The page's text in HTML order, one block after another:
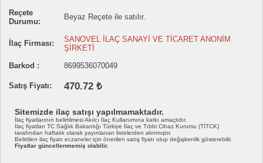
Reçete
Durumu:
Beyaz Reçete ile satılır.
İlaç Firması:
SANOVEL İLAÇ SANAYİ VE TİCARET ANONİM
ŞİRKETİ
Barkod :
8699536070049
Satış Fiyatı: 470.72 ₺
Sitemizde ilaç satışı yapılmamaktadır.
İlaç fiyatlarının belirtilmesi Akılcı İlaç Kullanımına katkı amaçlıdır.
İlaç fiyatları TC Sağlık Bakanlığı Türkiye İlaç ve Tıbbi Cihaz Kurumu (TİTCK)
tarafından haftalık olarak yayınlanan listelerden alınmıştır.
Belirtilen ilaç fiyatı eczaneler için önerilen satış fiyatı olup değişkenlik gösterebilir.
Fiyatlar güncellenmemiş olabilir.